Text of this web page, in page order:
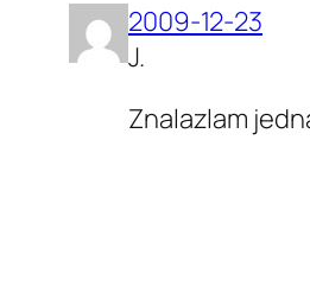
2009-12-23
J.
Znalazlam